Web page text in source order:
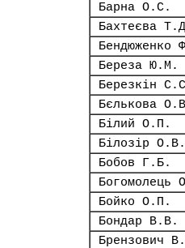
Барна О.С.
Бахтеєва
Бендюженко
Береза Ю.М.
Березкін
Бєлькова
Білий О.П.
Білозір О.В.
Бобов Г.Б.
Богомолець
Бойко О.П.
Бондар В.В.
Брензович